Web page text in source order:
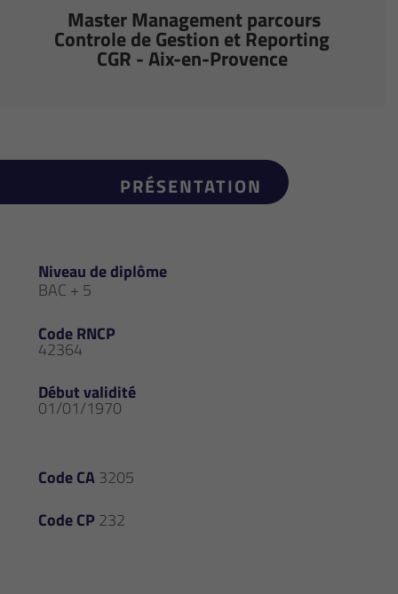
Master Management parcours
Controle de Gestion et Reporting
CGR - Aix-en-Provence
PRÉSENTATION
Niveau de diplôme
BAC + 5
Code RNCP
42364
Début validité
01/01/1970
Code CA3205
Code CP 232